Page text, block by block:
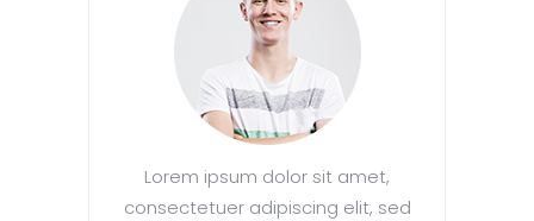
Lorem ipsum dolor sit amet,
consectetuer adipiscing elit, sed